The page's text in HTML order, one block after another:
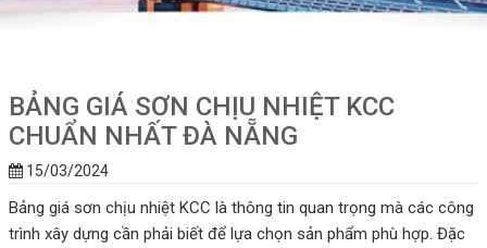
BẢNG GIÁ SƠN CHỊU NHIỆT KCC
CHUẨN NHẤT ĐÀ NẴNG
15/03/2024
Bảng giá sơn chịu nhiệt KCC là thông tin quan trọng mà các công
trình xây dựng cần phải biết để lựa chọn sản phẩm phù hợp. Đặc